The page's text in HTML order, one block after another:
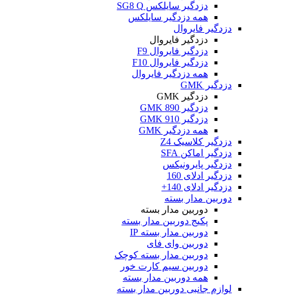
دزدگیر سایلکس SG8 Q
همه دزدگیر سایلکس
دزدگیر فایروال
دزدگیر فایروال
دزدگیر فایروال F9
دزدگیر فایروال F10
همه دزدگیر فایروال
دزدگیر GMK
دزدگیر GMK
دزدگیر GMK 890
دزدگیر GMK 910
همه دزدگیر GMK
دزدگیر کلاسیک Z4
دزدگیر اماکن SFA
دزدگیر پایرونیکس
دزدگیر ادلای 160
دزدگیر ادلای 140+
دوربین مدار بسته
دوربین مدار بسته
پکیج دوربین مدار بسته
دوربین مدار بسته IP
دوربین وای فای
دوربین مدار بسته کوچک
دوربین سیم کارت خور
همه دوربین مدار بسته
لوازم جانبی دوربین مدار بسته